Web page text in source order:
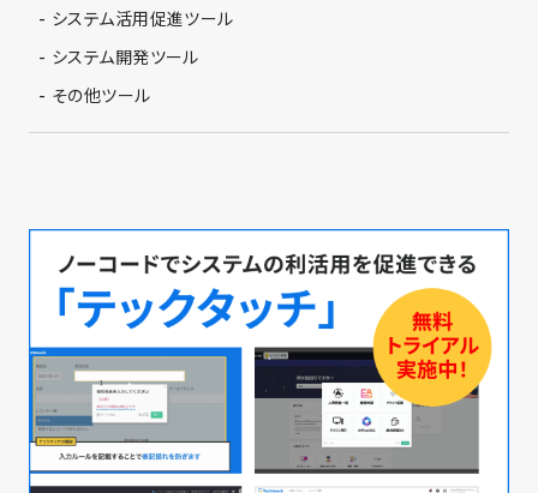
- システム活用促進ツール
- システム開発ツール
- その他ツール